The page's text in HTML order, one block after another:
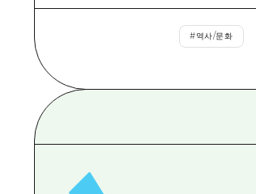
#역사/문화